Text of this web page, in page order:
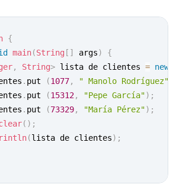
{
main(String [ ] args)
{
, String> lista de clientes = new
. put (1077, " Manolo Rodríguez"
. put (15312, "Pepe García") ;
. put (73329, "María Pérez") ;
( ) ;
(lista de clientes) ;